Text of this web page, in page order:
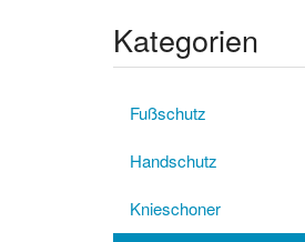
Kategorien
Fußschutz
Handschutz
Knieschoner